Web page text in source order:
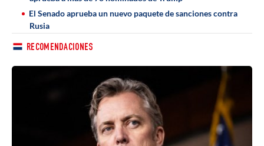
El Senado aprueba un nuevo paquete de sanciones contra
Rusia
RECOMENDACIONES